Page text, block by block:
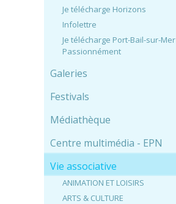
Je télécharge Horizons
Infolettre
Je télécharge Port-Bail-sur-Mer
Passionnément
Galeries
Festivals
Médiathèque
Centre multimédia - EPN
Vie associative
ANIMATION ET LOISIRS
ARTS & CULTURE